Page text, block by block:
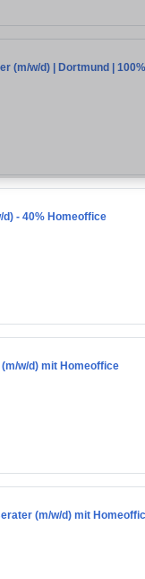
(m/w/d) | Dortmund |
- 40% Homeoffice
w/d) mit Homeoffice
(m/w/d) mit